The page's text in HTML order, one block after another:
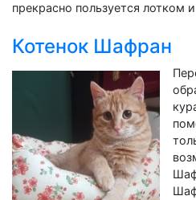
прекрасно пользуется лотком
Котенок Шафран